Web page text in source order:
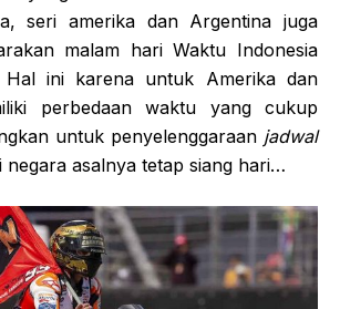
seri amerika dan Argentina juga
malam hari Waktu Indonesia
ini karena untuk Amerika dan
perbedaan waktu yang cukup
untuk penyelenggaraan jadwal
asalnya tetap siang hari…